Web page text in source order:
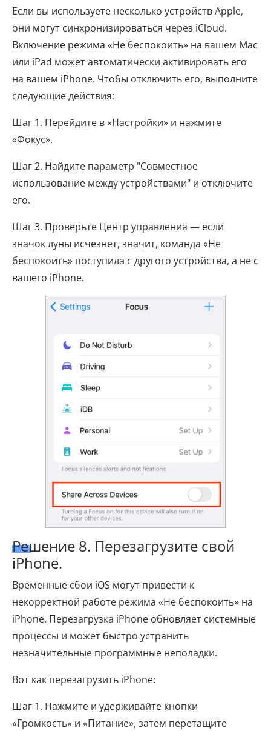
Если вы используете несколько устройств Apple,
они могут синхронизироваться через iCloud.
Включение режима «Не беспокоить» на вашем Mac
или iPad может автоматически активировать его
на вашем iPhone. Чтобы отключить его, выполните
следующие действия:
Шаг 1. Перейдите в «Настройки» и нажмите
«Фокус».
Шаг 2. Найдите параметр "Совместное
использование между устройствами" и отключите
его.
Шаг 3. Проверьте Центр управления — если
значок луны исчезнет, ​​значит, команда «Не
беспокоить» поступила с другого устройства, а не с
вашего iPhone.
Решение 8. Перезагрузите свой
iPhone.
Временные сбои iOS могут привести к
некорректной работе режима «Не беспокоить» на
iPhone. Перезагрузка iPhone обновляет системные
процессы и может быстро устранить
незначительные программные неполадки.
Вот как перезагрузить iPhone:
Шаг 1. Нажмите и удерживайте кнопки
«Громкость» и «Питание», затем перетащите